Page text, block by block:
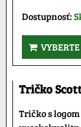
Dostupnosť:
Tričko
Tričko s